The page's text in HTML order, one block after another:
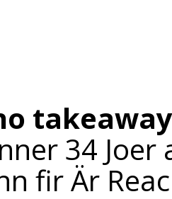
34
fir Är